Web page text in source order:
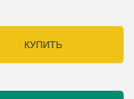
КУПИТЬ